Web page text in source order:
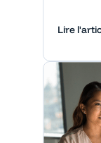
Lire